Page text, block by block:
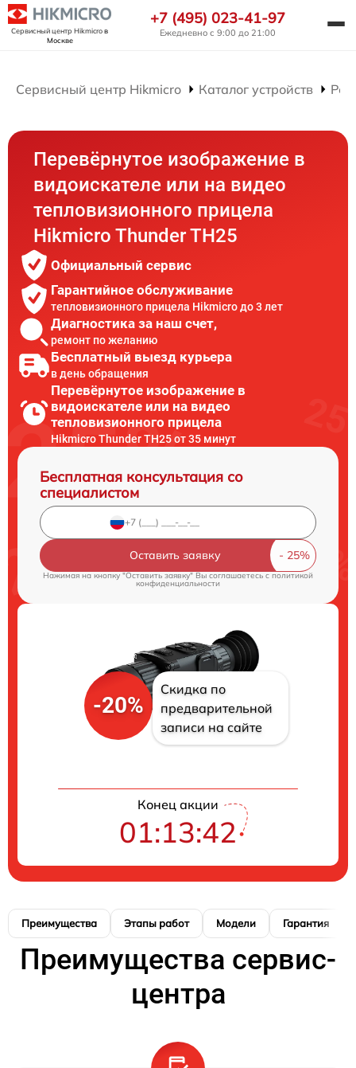
Сервисный центр Hikmicroв
Москве
+7 (495) 023-41-97
Ежедневно с 9:00 до 21:00
Сервисный центр Hikmicro Каталог устройств
Перевёрнутое изображение в
видоискателе или на видео
тепловизионного прицела
Hikmicro Thunder TH25
Официальный сервис
Гарантийное обслуживание
тепловизионного прицела Hikmicro до 3 лет
Диагностика за наш счет,
ремонт по желанию
Бесплатный выезд курьера
в день обращения
Перевёрнутое изображение в
видоискателе или на видео
тепловизионного прицела
Hikmicro Thunder TH25 от 35 минут
Бесплатная консультация со
специалистом
Оставить заявку
Нажимая на кнопку "Оставить заявку" Вы соглашаетесь cполитикой
конфиденциальности
-20%
Скидка по
предварительной
записи на сайте
Конец акции
01:13:41
Преимущества Этапы работ Модели Гарантия
Преимущества сервис-
центра